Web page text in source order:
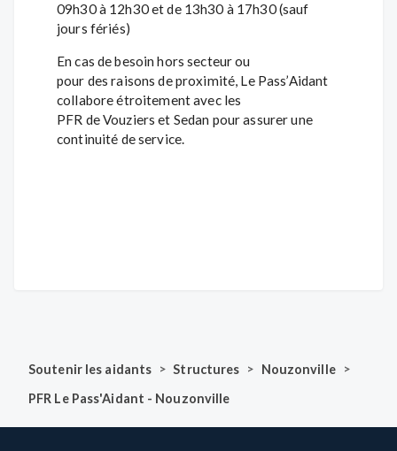
09h30 à 12h30 et de 13h30 à 17h30 (sauf
jours fériés)
En cas de besoin hors secteur ou
pour des raisons de proximité, Le Pass’Aidant
collabore étroitement avec les
PFR de Vouziers et Sedan pour assurer une
continuité de service.
Soutenir les aidants > Structures > Nouzonville
>
PFR Le Pass'Aidant - Nouzonville